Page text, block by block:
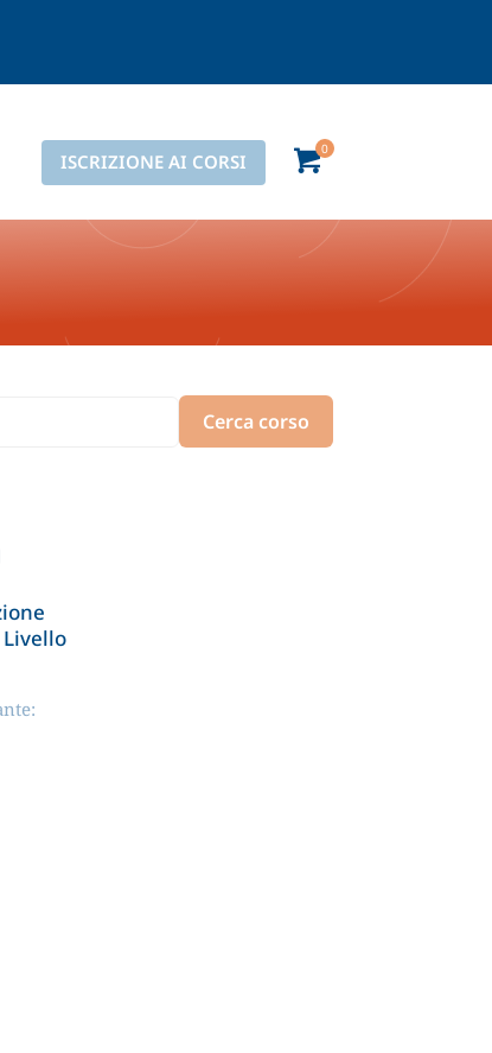
ISCRIZIONE AI CORSI
Cerca corso